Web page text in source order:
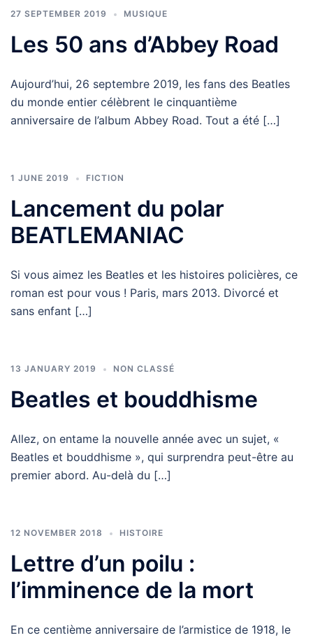
27 SEPTEMBER 2019 MUSIQUE
Les 50 ans d’Abbey Road
Aujourd’hui, 26 septembre 2019, les fans des Beatles
du monde entier célèbrent le cinquantième
anniversaire de l’album Abbey Road. Tout a été […]
1 JUNE 2019 FICTION
Lancement du polar
BEATLEMANIAC
Si vous aimez les Beatles et les histoires policières, ce
roman est pour vous ! Paris, mars 2013. Divorcé et
sans enfant […]
13 JANUARY 2019 NON CLASSÉ
Beatles et bouddhisme
Allez, on entame la nouvelle année avec un sujet, «
Beatles et bouddhisme », qui surprendra peut-être au
premier abord. Au-delà du […]
12 NOVEMBER 2018 HISTOIRE
Lettre d’un poilu :
l’imminence de la mort
En ce centième anniversaire de l’armistice de 1918, le